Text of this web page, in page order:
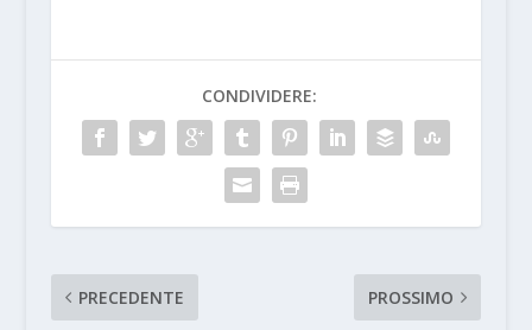
CONDIVIDERE:
PRECEDENTE PROSSIMO